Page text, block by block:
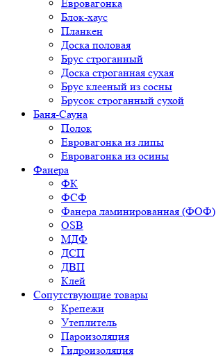
Евровагонка
Блок-хаус
Планкен
Доска половая
Брус строганный
Доска строганная сухая
Брус клееный из сосны
Брусок строганный сухой
Баня-Сауна
Полок
Евровагонка из липы
Евровагонка из осины
Фанера
ФК
ФСФ
Фанера ламинированная (ФОФ)
OSB
МДФ
ДСП
ДВП
Клей
Сопутствующие товары
Крепежи
Утеплитель
Пароизоляция
Гидроизоляция